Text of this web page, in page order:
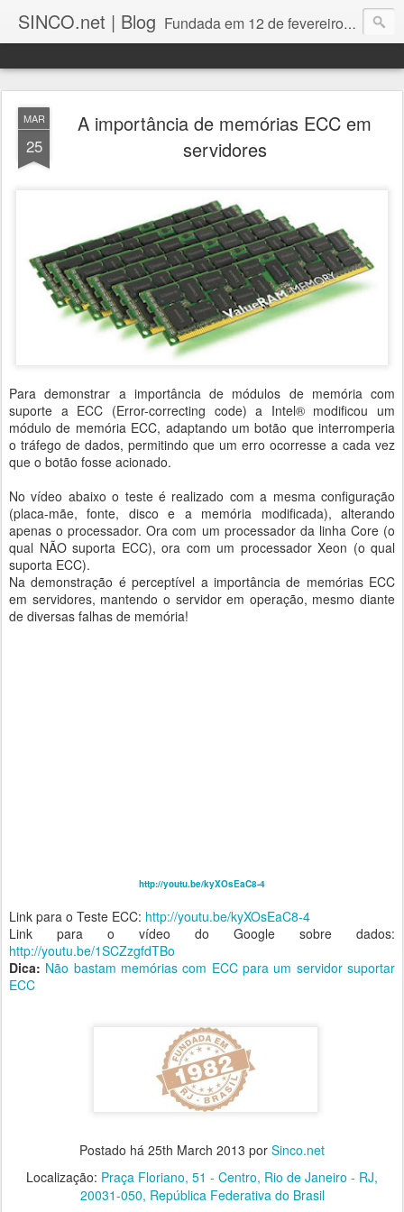
SINCO.net | Blog Fundada em 12 de fevereiro de 1982. Fabricante brasileira de servidores e workstations. Certificações: Intel Technology Provider Platinum, Seagate Storage Solution Provider, Kingston Premium Reseller, Nilko Design Partner.
MAR
25
A importância de memórias ECC em
servidores
Para demonstrar a importância de módulos de memória com
suporte a ECC (Error-correcting code) a Intel® modificou um
módulo de memória ECC, adaptando um botão que interromperia
o tráfego de dados, permitindo que um erro ocorresse a cada vez
que o botão fosse acionado.
No vídeo abaixo o teste é realizado com a mesma configuração
(placa-mãe, fonte, disco e a memória modificada), alterando
apenas o processador. Ora com um processador da linha Core (o
qual NÃO suporta ECC), ora com um processador Xeon (o qual
suporta ECC).
Na demonstração é perceptível a importância de memórias ECC
em servidores, mantendo o servidor em operação, mesmo diante
de diversas falhas de memória!
http://youtu.be/kyXOsEaC8-4
Link para o Teste ECC: http://youtu.be/kyXOsEaC8-4
Link para o vídeo do Google sobre dados:
http://youtu.be/1SCZzgfdTBo
Dica: Não bastam memórias com ECC para um servidor suportar
ECC
Postado há 25th March 2013 por Sinco.net
Localização: Praça Floriano, 51 - Centro, Rio de Janeiro - RJ,
20031-050, República Federativa do Brasil